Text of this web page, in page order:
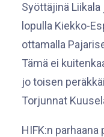
Syöttäjinä Liikala
lopulla Kiekko-
ottamalla
Tämä ei
jo toisen
Torjunnat
HIFK:n